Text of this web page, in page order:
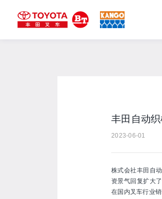
丰田自动
2023-06-01
株式会社丰田自
资景气回复扩大
在国内叉车行业销